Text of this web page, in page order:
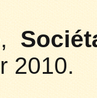
2010.